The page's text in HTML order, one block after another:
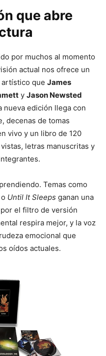
que abre
por muchos al momento
actual nos ofrece un
artístico que James
y Jason Newsted
nueva edición llega con
decenas de tomas
vivo y un libro de 120
letras manuscritas y
Temas como
o Until It Sleeps ganan una
el filtro de versión
respira mejor, y la voz
emocional que
oídos actuales.